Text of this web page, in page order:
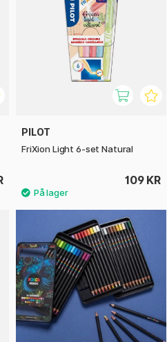
PILOT
FriXion Light 6-set Natural
109 KR